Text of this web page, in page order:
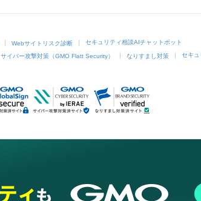
Webサイトリスク診断 セキュリティ相談AIチャットボット
サイバー攻撃対策（GMO Flatt Security） なりすまし対策 セキュ